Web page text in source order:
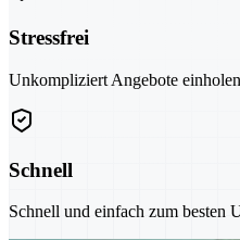
Stressfrei
Unkompliziert Angebote
Schnell
Schnell und einfach zum besten